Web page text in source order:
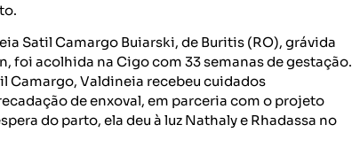
Satil Camargo Buiarski, de Buritis (RO), grávida
foi acolhida na Cigo com 33 semanas de gestação.
Camargo, Valdineia recebeu cuidados
de enxoval, em parceria com o projeto
do parto, ela deu à luz Nathaly e Rhadassa no